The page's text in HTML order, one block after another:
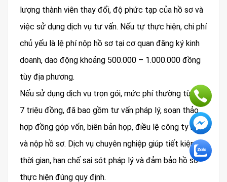
lượng thành viên thay đổi, độ phức tạp của hồ sơ và
việc sử dụng dịch vụ tư vấn. Nếu tự thực hiện, chi phí
chủ yếu là lệ phí nộp hồ sơ tại cơ quan đăng ký kinh
doanh, dao động khoảng 500.000 – 1.000.000 đồng
tùy địa phương.
Nếu sử dụng dịch vụ trọn gói, mức phí thường từ 3–
7 triệu đồng, đã bao gồm tư vấn pháp lý, soạn thảo
hợp đồng góp vốn, biên bản họp, điều lệ công ty mới
và nộp hồ sơ. Dịch vụ chuyên nghiệp giúp tiết kiệm
thời gian, hạn chế sai sót pháp lý và đảm bảo hồ sơ
thực hiện đúng quy định.